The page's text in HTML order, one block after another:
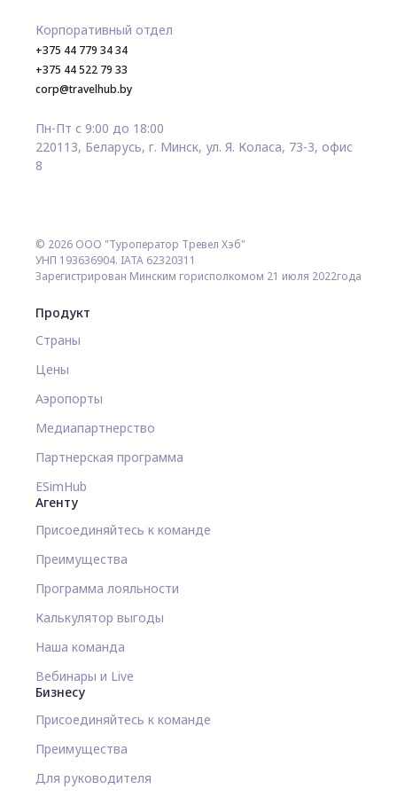
Корпоративный отдел
+375 44 779 34 34
+375 44 522 79 33
corp@travelhub.by
Пн-Пт с 9:00 до 18:00
220113, Беларусь, г. Минск, ул. Я. Коласа, 73-3, офис
8
© 2026 ООО "Туроператор Тревел Хэб"
УНП 193636904. IATA 62320311
Зарегистрирован Минским горисполкомом 21 июля 2022года
Продукт
Страны
Цены
Аэропорты
Медиапартнерство
Партнерская программа
ESimHub
Агенту
Присоединяйтесь к команде
Преимущества
Программа лояльности
Калькулятор выгоды
Наша команда
Вебинары и Live
Бизнесу
Присоединяйтесь к команде
Преимущества
Для руководителя